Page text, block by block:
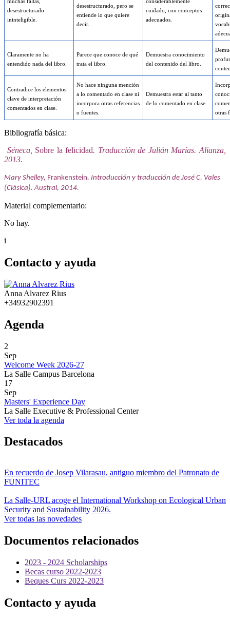
desestructurado:
ininteligible.
desestructurado, pero se
entiende lo que quiere
decir.
cuidado, con conceptos
adecuados.
Claramente no ha
entendido nada del libro.
Parece que conoce de qué
trata el libro.
Demuestra conocimiento
del contenido del libro.
Contradice los elementos
clave de interpretación
comentados en clase.
No hace ninguna mención
a lo comentado en clase ni
incorpora otras referencias
o fuentes.
Demuestra estar al tanto
de lo comentado en clase.
otras
Bibliografía básica:
Séneca, Sobre la felicidad. Traducción de Julián Marías. Alianza,
2013.
Mary Shelley, Frankenstein. Introducción y traducción de José C. Vales
(Clásica).Austral, 2014.
Material complementario:
No hay.
i
Contacto y ayuda
Anna Alvarez Rius
+34932902391
Agenda
2
Sep
Welcome Week 2026-27
La Salle Campus Barcelona
17
Sep
Masters' Experience Day
La Salle Executive & Professional Center
Ver toda la agenda
Destacados
En recuerdo de Josep Vilarasau, antiguo miembro del Patronato de
FUNITEC
La Salle-URL acoge el International Workshop on Ecological Urban
Security and Sustainability 2026.
Ver todas las novedades
Documentos relacionados
2023 - 2024 Scholarships
Becas curso 2022-2023
Beques Curs 2022-2023
Contacto y ayuda